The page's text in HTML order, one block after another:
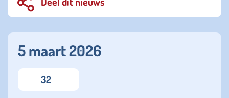
5 maart 2026
32